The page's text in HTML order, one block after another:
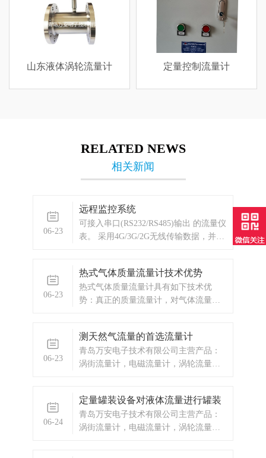
山东液体涡轮流量计 定量控制流量计
RELATED NEWS
相关新闻
06-23
远程监控系统
可接入串口(RS232/RS485)输出 的流量仪
表。 采用4G/3G/2G无线传输数据，并具
源电源检测功能 抗高温、耐严寒，工作
温度：-40~+85℃。
06-23
热式气体质量流量计技术优势
热式气体质量流量计具有如下技术优
势：真正的质量流量计，对气体流量测
06-23
测天然气流量的首选流量计
青岛万安电子技术有限公司主营产品：
涡街流量计，电磁流量计，涡轮流量
等，以及承接电气自动化项目。欢迎来
电咨询。
06-24
定量罐装设备对液体流量进行罐装
青岛万安电子技术有限公司主营产品：
涡街流量计，电磁流量计，涡轮流量